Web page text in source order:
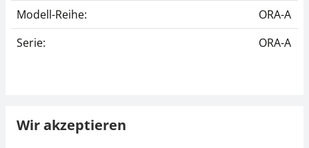
Modell-Reihe:
ORA-A
Serie:
ORA-A
Wir akzeptieren